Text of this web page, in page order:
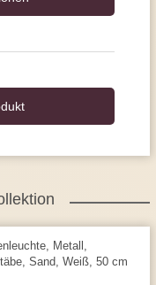
Metall,
Sand, Weiß, 50 cm